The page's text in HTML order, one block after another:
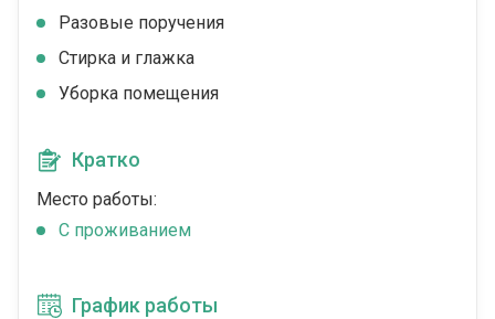
Разовые поручения
Стирка и глажка
Уборка помещения
Кратко
Место работы:
C проживанием
График работы